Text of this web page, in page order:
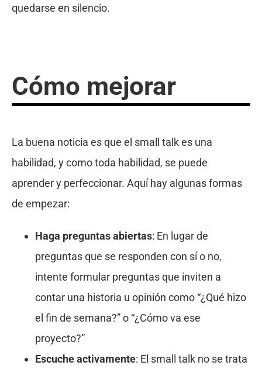
quedarse en silencio.
Cómo mejorar
La buena noticia es que el small talk es una
habilidad, y como toda habilidad, se puede
aprender y perfeccionar. Aquí hay algunas formas
de empezar:
Haga preguntas abiertas: En lugar de
preguntas que se responden con sí o no,
intente formular preguntas que inviten a
contar una historia u opinión como “¿Qué hizo
el fin de semana?” o “¿Cómo va ese
proyecto?”
Escuche activamente: El small talk no se trata